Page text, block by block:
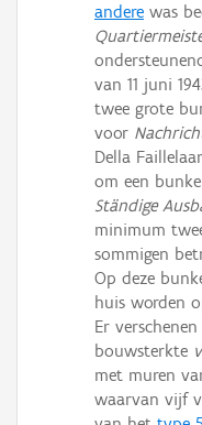
andere was
van 11 juni
twee grote
voor
Della
om een
Ständige
minimum
sommigen
Op deze
huis worden
Er
bouwsterkte
met muren
waarvan vijf